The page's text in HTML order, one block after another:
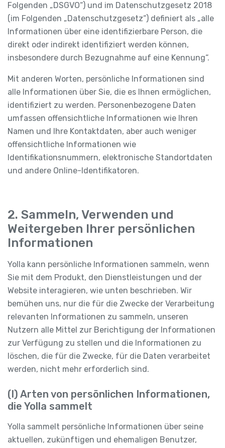
Folgenden „DSGVO“) und im Datenschutzgesetz 2018
(im Folgenden „Datenschutzgesetz“) definiert als „alle
Informationen über eine identifizierbare Person, die
direkt oder indirekt identifiziert werden können,
insbesondere durch Bezugnahme auf eine Kennung“.
Mit anderen Worten, persönliche Informationen sind
alle Informationen über Sie, die es Ihnen ermöglichen,
identifiziert zu werden. Personenbezogene Daten
umfassen offensichtliche Informationen wie Ihren
Namen und Ihre Kontaktdaten, aber auch weniger
offensichtliche Informationen wie
Identifikationsnummern, elektronische Standortdaten
und andere Online-Identifikatoren.
2. Sammeln, Verwenden und
Weitergeben Ihrer persönlichen
Informationen
Yolla kann persönliche Informationen sammeln, wenn
Sie mit dem Produkt, den Dienstleistungen und der
Website interagieren, wie unten beschrieben. Wir
bemühen uns, nur die für die Zwecke der Verarbeitung
relevanten Informationen zu sammeln, unseren
Nutzern alle Mittel zur Berichtigung der Informationen
zur Verfügung zu stellen und die Informationen zu
löschen, die für die Zwecke, für die Daten verarbeitet
werden, nicht mehr erforderlich sind.
(I) Arten von persönlichen Informationen,
die Yolla sammelt
Yolla sammelt persönliche Informationen über seine
aktuellen, zukünftigen und ehemaligen Benutzer,